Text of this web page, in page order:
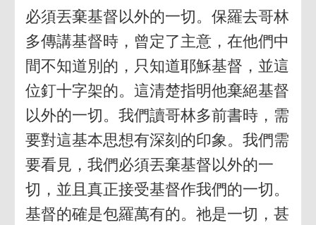
必須丟棄基督以外的一切。保羅去哥林
多傳講基督時，曾定了主意，在他們中
間不知道別的，只知道耶穌基督，並這
位釘十字架的。這清楚指明他棄絕基督
以外的一切。我們讀哥林多前書時，需
要對這基本思想有深刻的印象。我們需
要看見，我們必須丟棄基督以外的一
切，並且真正接受基督作我們的一切。
基督的確是包羅萬有的。祂是一切，甚